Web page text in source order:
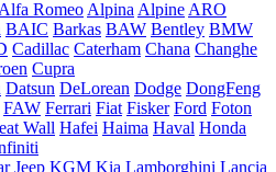
Alfa Romeo Alpina Alpine ARO
BAIC Barkas BAW Bentley BMW
Cadillac Caterham Chana Changhe
Cupra
Datsun DeLorean Dodge DongFeng
FAW Ferrari Fiat Fisker Ford Foton
Wall Hafei Haima Haval Honda
Jeep KGM Kia Lamborghini Lancia